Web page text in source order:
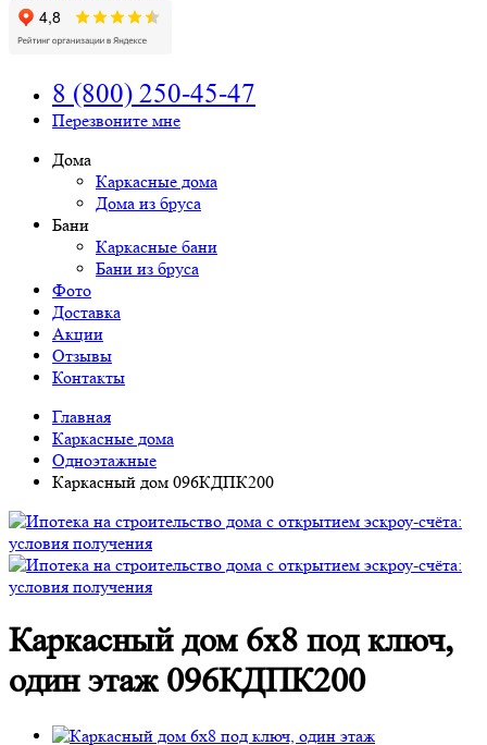
8 (800) 250-45-47
Перезвоните мне
Дома
Каркасные дома
Дома из бруса
Бани
Каркасные бани
Бани из бруса
Фото
Доставка
Акции
Отзывы
Контакты
Главная
Каркасные дома
Одноэтажные
Каркасный дом 096КДПК200
Каркасный дом 6х8 под ключ,
один этаж 096КДПК200